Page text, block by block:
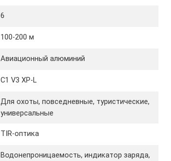
6
100-200 м
Авиационный алюминий
C1 V3 XP-L
Для охоты, повседневные, туристические,
универсальные
TIR-оптика
Водонепроницаемость, индикатор заряда,